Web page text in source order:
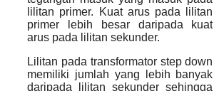
lilitan primer. Kuat arus pada lilitan
primer lebih besar daripada kuat
arus pada lilitan sekunder.
Lilitan pada transformator step down
memiliki jumlah yang lebih banyak
daripada lilitan sekunder sehingga